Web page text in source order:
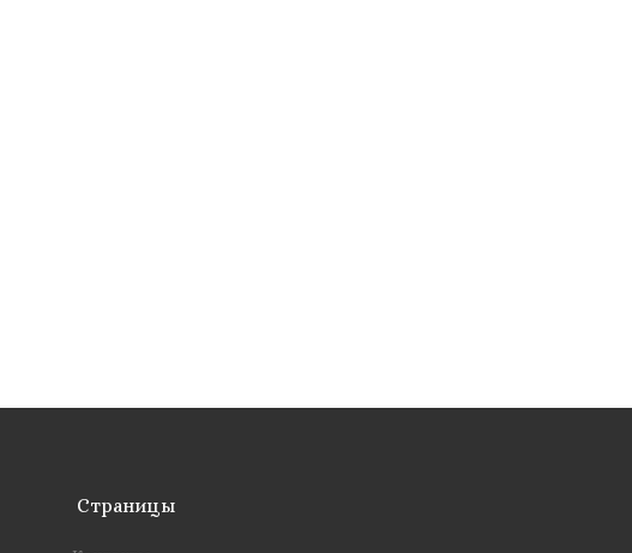
Страницы